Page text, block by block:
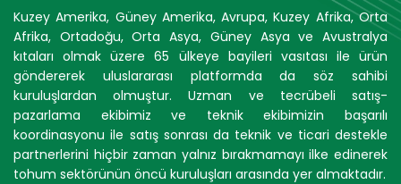
Kuzey Amerika, Güney Amerika, Avrupa, Kuzey Afrika, Orta
Afrika, Ortadoğu, Orta Asya, Güney Asya ve Avustralya
kıtaları olmak üzere 65 ülkeye bayileri vasıtası ile ürün
göndererek uluslararası platformda da söz sahibi
kuruluşlardan olmuştur. Uzman ve tecrübeli satış-
pazarlama ekibimiz ve teknik ekibimizin başarılı
koordinasyonu ile satış sonrası da teknik ve ticari destekle
partnerlerini hiçbir zaman yalnız bırakmamayı ilke edinerek
tohum sektörünün öncü kuruluşları arasında yer almaktadır.